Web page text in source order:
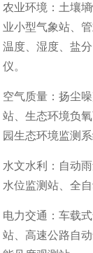
农业环境：土壤
业小型气象站、
温度、湿度、盐
仪。
空气质量：扬尘
站、生态环境负
园生态环境监测系
水文水利：自动
水位监测站、全
电力交通：车载
站、高速公路自